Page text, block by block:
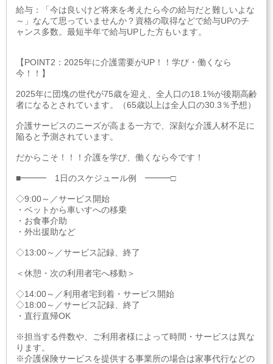
給与：「今は良いけど将来を考えたら今の給与だと難しいよな
～」なんて思っていませんか？資格の取得などで給与UPのチ
ャンス多数。最短半年で給与UPした方もいます。
【POINT2：2025年に介護需要がUP！！学び・働くなら
今！！】
2025年に団塊の世代が75歳を迎え、全人口の18.1%が後期高齢
者になるとされています。（65歳以上は全人口の30.3％予想）
介護サービスのニーズが高まる一方で、深刻な介護人材不足に
陥ると予測されています。
だからこそ！！！介護を学び、働くなら今です！
■━━━ 1日のスケジュール例 ━━━□
◇9:00～／サービス開始
・ベットから車いすへの移乗
・お食事介助
・外出援助など
◇13:00～／サービス記録、終了
＜休憩・次の利用者宅へ移動＞
◇14:00～／利用者宅到着・サービス開始
◇18:00～／サービス記録、終了
・直行直帰OK
※担当する件数や、ご利用者様によって時間・サービスは異な
ります。
※介護保険サービスを提供する事業所の場合は家事代行などの